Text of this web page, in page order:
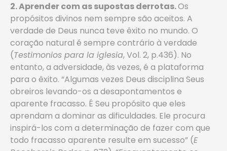
2. Aprender com as supostas derrotas.Os
propósitos divinos nem sempre são aceitos. A
verdade de Deus nunca teve êxito no mundo. O
coração natural é sempre contrário à verdade
(Testimonios para la iglesia, Vol. 2, p.436). No
entanto, a adversidade, às vezes, é a plataforma
para o êxito. “Algumas vezes Deus disciplina Seus
obreiros levando-os a desapontamentos e
aparente fracasso. É Seu propósito que eles
aprendam a dominar as dificuldades. Ele procura
inspirá-los com a determinação de fazer com que
todo fracasso aparente resulte em sucesso” (E